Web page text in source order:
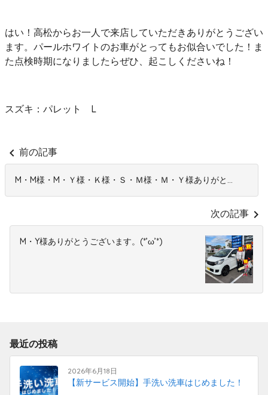
はい！高松からお一人で来店していただきありがとうござい
ます。パールホワイトのお車がとってもお似合いでした！ま
た点検時期になりましたらぜひ、起こしくださいね！
スズキ：パレット L
chevron_left 前の記事
M・M様・M・Ｙ様・Ｋ様・Ｓ・Ｍ様・Ｍ・Ｙ様ありがと...
次の記事 chevron_right
M・Y様ありがとうございます。(*’ω’*)
最近の投稿
2026年6月18日
【新サービス開始】手洗い洗車はじめました！